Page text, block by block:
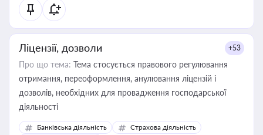
Ліцензії, дозволи +53
Про що тема: Тема стосується правового регулювання
отримання, переоформлення, анулювання ліцензій і
дозволів, необхідних для провадження господарської
діяльності
Банківська діяльність
Страхова діяльність